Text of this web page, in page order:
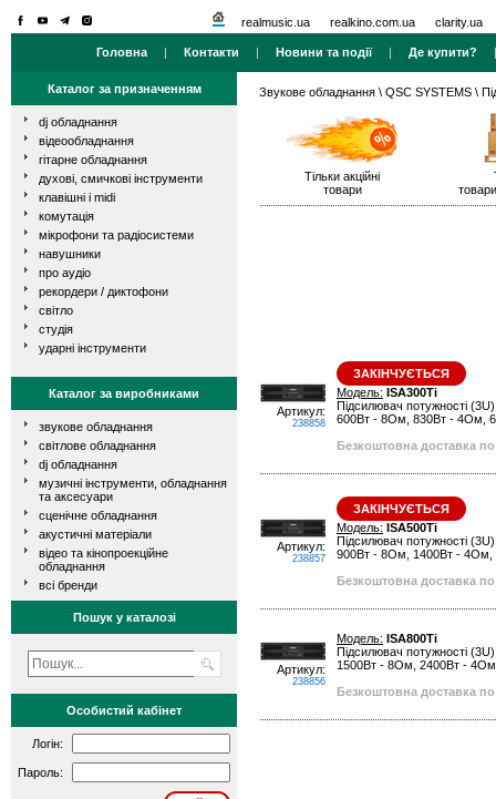
realmusic.ua realkino.com.ua clarity.ua
Головна | Контакти | Новини та події| Де купити?
Каталог за призначенням
dj обладнання
відеообладнання
гітарне обладнання
духові, смичкові інструменти
клавішні і midi
комутація
мікрофони та радіосистеми
навушники
про аудіо
рекордери / диктофони
світло
студія
ударні інструменти
Каталог за виробниками
звукове обладнання
світлове обладнання
dj обладнання
музичні інструменти, обладнання
та аксесуари
сценічне обладнання
акустичні матеріали
відео та кінопроекційне
обладнання
всі бренди
Пошук у каталозі
Особистий кабінет
Логін:
Пароль:
Звукове обладнання \ QSC SYSTEMS \
Тільки акційні
товари
Артикул:
238858
ЗАКІНЧУЄТЬСЯ
Модель: ISA300Ti
Підсилювач потужності
600Вт - 8Ом, 830Вт - 4Ом,
Безкоштовна доставка по
Артикул:
238857
ЗАКІНЧУЄТЬСЯ
Модель: ISA500Ti
Підсилювач потужності
900Вт - 8Ом, 1400Вт - 4Ом,
Безкоштовна доставка по
Артикул:
238856
Модель: ISA800Ti
Підсилювач потужності
1500Вт - 8Ом, 2400Вт -
Безкоштовна доставка по